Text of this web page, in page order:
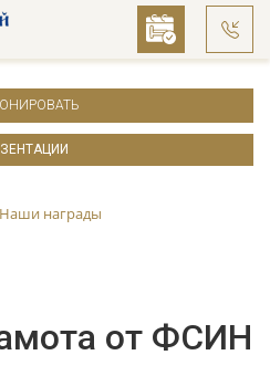
Наши награды
от ФСИН